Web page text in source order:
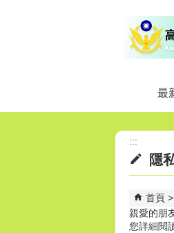
最
:::
隱
首頁
親愛的朋
您詳細閱